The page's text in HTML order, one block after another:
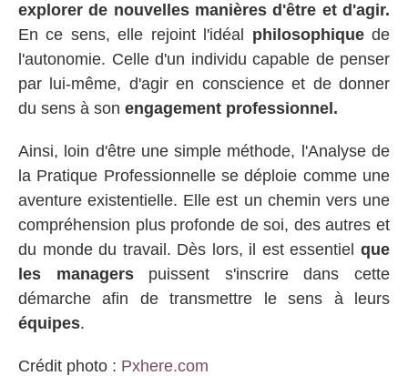
explorer de nouvelles manières d'être et d'agir.
En ce sens, elle rejoint l'idéal
philosophiquede
l'autonomie. Celle d'un individu capable de penser
par lui-même, d'agir en conscience et de donner
du sens à son engagement professionnel.
Ainsi, loin d'être une simple méthode, l'Analyse de
la Pratique Professionnelle se déploie comme une
aventure existentielle. Elle est un chemin vers une
compréhension plus profonde de soi, des autres et
du monde du travail. Dès lors, il est essentiel que
les managers puissent s'inscrire dans cette
démarche afin de transmettre le sens à leurs
équipes.
Crédit photo : Pxhere.com